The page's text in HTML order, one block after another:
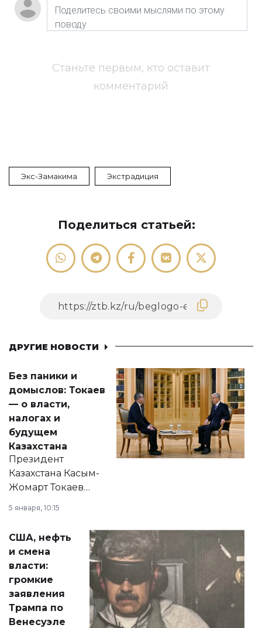
Станьте первым, кто оставит
комментарий
Экс-Замакима Экстрадиция
Поделиться статьей:
ДРУГИЕ НОВОСТИ
Без паники и
домыслов: Токаев
— о власти,
налогах и
будущем
Казахстана
Президент
Казахстана Касым-
Жомарт Токаев
сразу несколько
актуальных тем —
от слухов о
политических
реформах до
вопросов армии,
экономики и
личного здоровья.
5 января, 10:15
США, нефть
и смена
власти:
громкие
заявления
Трампа по
Венесуэле